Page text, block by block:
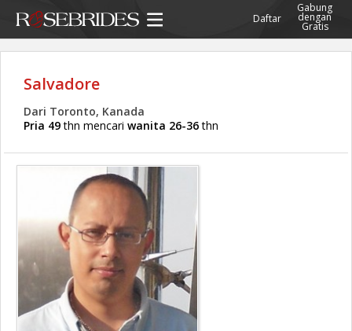
Daftar
Gabung
dengan
Gratis
Salvadore
Dari Toronto, Kanada
Pria 49thn mencari wanita 26-36thn